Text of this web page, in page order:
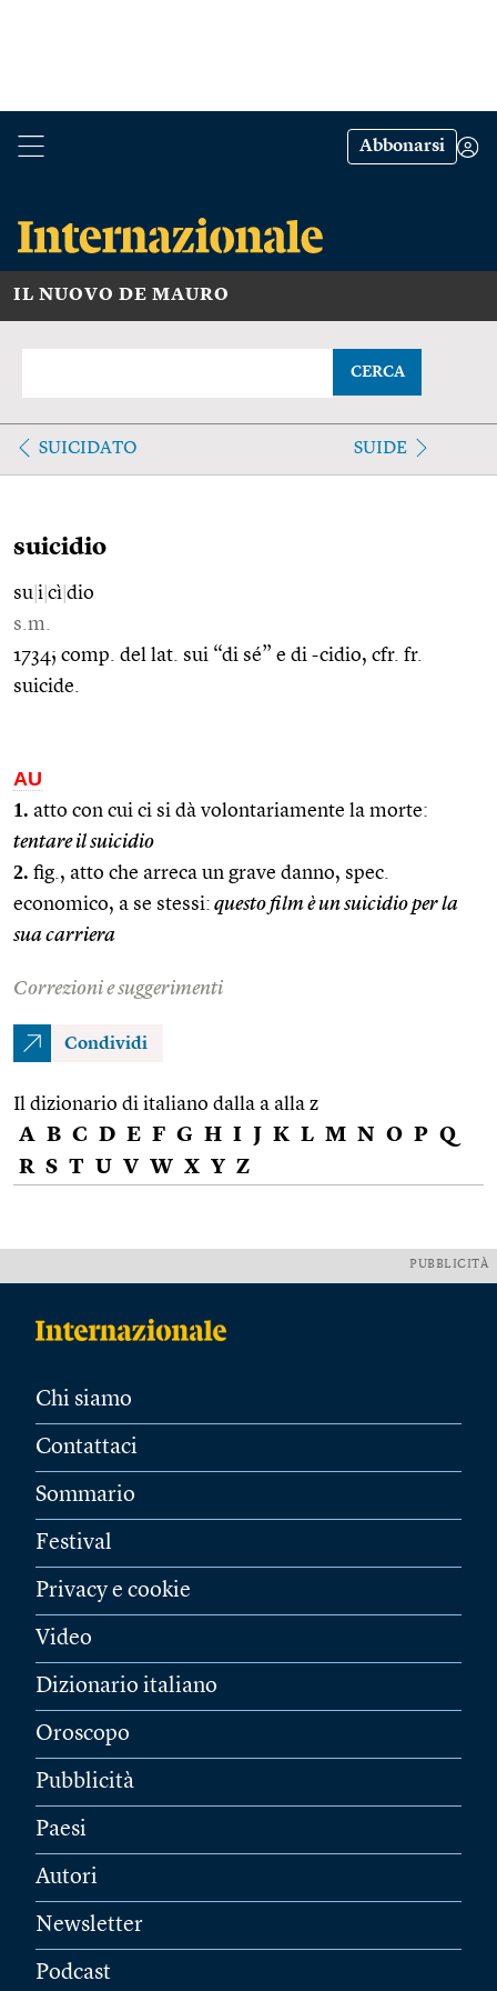
Abbonarsi
IL NUOVO DE MAURO
CERCA
SUICIDATO SUIDE
suicidio
su i cì dio
s.m.
1734; comp. del lat. sui “di sé” e di -cidio, cfr. fr.
suicide.
AU
1. atto con cui ci si dà volontariamente la morte:
tentare il suicidio
2. fig., atto che arreca un grave danno, spec.
economico, a se stessi: questo film è un suicidio per la
sua carriera
Correzioni e suggerimenti
Condividi
Il dizionario di italiano dalla a alla z
A B C D E F G H I J K L M N O P Q
R S T U V W X Y Z
PUBBLICITÀ
Chi siamo
Contattaci
Sommario
Festival
Privacy e cookie
Video
Dizionario italiano
Oroscopo
Pubblicità
Paesi
Autori
Newsletter
Podcast